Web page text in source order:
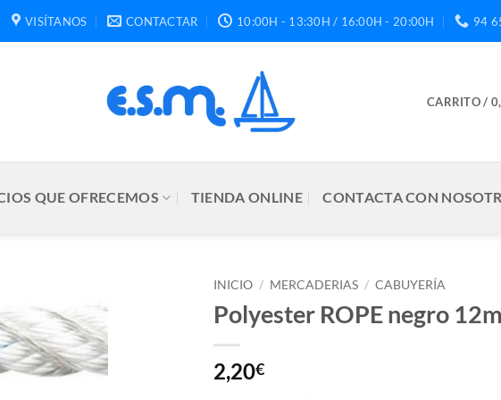
VISÍTANOS CONTACTAR 10:00H - 13:30H / 16:00H - 20:00H 94
CARRITO /
QUE OFRECEMOS TIENDA ONLINE CONTACTA CON
INICIO / MERCADERIAS / CABUYERÍA
Polyester ROPE negro
2,20€